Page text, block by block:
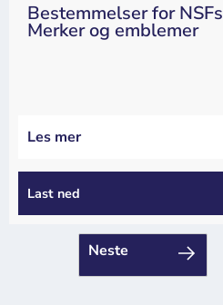
Bestemmelser for NSFs
Merker og emblemer
Les mer
Last ned
Neste